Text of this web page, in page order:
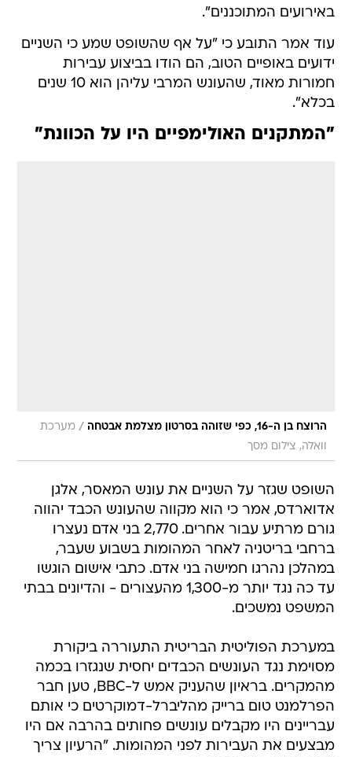
באירועים המתוכננים".
עוד אמר התובע כי "על אף שהשופט שמע כי השניים
ידועים באופיים הטוב, הם הודו בביצוע עבירות
חמורות מאוד, שהעונש המרבי עליהן הוא 10 שנים
בכלא".
"המתקנים האולימפיים היו על הכוונת"
הרוצח בן ה-16, כפי שזוהה בסרטון מצלמת אבטחה / מערכת
וואלה, צילום מסך
השופט שגזר על השניים את עונש המאסר, אלגן
אדוארדס, אמר כי הוא מקווה שהעונש הכבד יהווה
גורם מרתיע עבור אחרים. 2,770 בני אדם נעצרו
ברחבי בריטניה לאחר המהומות בשבוע שעבר,
במהלכן נהרגו חמישה בני אדם. כתבי אישום הוגשו
עד כה נגד יותר מ-1,300 מהעצורים - והדיונים בבתי
המשפט נמשכים.
במערכת הפוליטית הבריטית התעוררה ביקורת
מסוימת נגד העונשים הכבדים יחסית שנגזרו בכמה
מהמקרים. בראיון שהעניק אמש ל-BBC, טען חבר
הפרלמנט טום ברייק מהליברל-דמוקרטים כי אותם
עבריינים היו מקבלים עונשים פחותים בהרבה אם היו
מבצעים את העבירות לפני המהומות. "הרעיון צריך